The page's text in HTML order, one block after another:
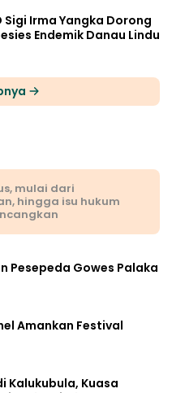
Sigi Irma Yangka Dorong
Endemik Danau Lindu
mulai dari
hingga isu hukum
Pesepeda Gowes Palaka
Amankan Festival
Kalukubula, Kuasa